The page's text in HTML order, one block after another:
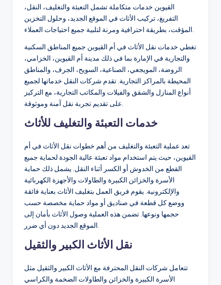
A
m
القيوين خدمات متكاملة تشمل التعبئة والتغليف، النقل،
التفريغ، تركيب الأثاث في الموقع الجديد، وحلول التخزين
المؤقت، بطريقة احترافية ومرنة لتلبية جميع احتياجات العملاء.
تغطي خدمات نقل الأثاث في أم القيوين جميع المناطق السكنية
والتجارية في الإمارة بما في ذلك مدينة أم القيوين، الخزامي،
الروضة، المويجعي، الصناعية، السويح، الجرف، والمناطق
المحيطة بالمراكز التجارية. تقدم شركات النقل خدماتها لجميع
أنواع المنازل والشقق والفيلات والمكاتب التجارية، مع التركيز
على تقديم تجربة نقل آمنة وموثوقة.
خدمات التعبئة والتغليف للأثاث
تعد عملية التعبئة والتغليف من أهم خطوات نقل الأثاث في أم
القيوين، حيث يتم استخدام مواد تعبئة عالية الجودة لحماية جميع
القطع من الخدوش أو الكسر أثناء النقل. يشمل ذلك حماية
الأسرة والخزائن الكبيرة والطاولات والأجهزة الكهربائية
والإلكترونية. يقوم فريق العمل بتغليف الأثاث بعناية فائقة
ووضع كل قطعة في صناديق أو مواد حماية مخصصة حسب
حجمها ونوعها. تضمن هذه العملية وصول الأثاث بأمان إلى
الموقع الجديد دون أي ضرر.
نقل الأثاث الكبير والثقيل
تتعامل شركات النقل المحترفة مع الأثاث الكبير والثقيل مثل
الأسرة الكبيرة والخزائن والطاولات الضخمة والكراسي